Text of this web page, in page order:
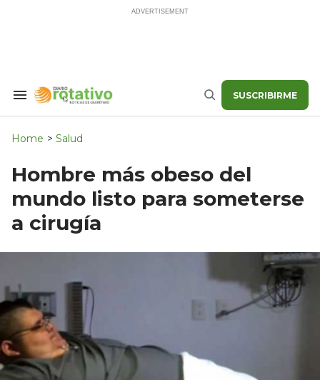
Search
Navigation
Buscar SUSCRIBIRME
Home > Salud
Hombre más obeso del
mundo listo para someterse
a cirugía